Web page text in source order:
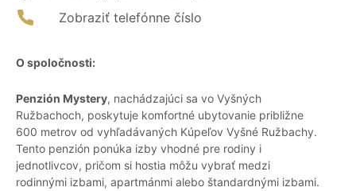
Zobraziť telefónne číslo
O spoločnosti:
Penzión Mystery, nachádzajúci sa vo Vyšných
Ružbachoch, poskytuje komfortné ubytovanie približne
600 metrov od vyhľadávaných Kúpeľov Vyšné Ružbachy.
Tento penzión ponúka izby vhodné pre rodiny i
jednotlivcov, pričom si hostia môžu vybrať medzi
rodinnými izbami, apartmánmi alebo štandardnými izbami.